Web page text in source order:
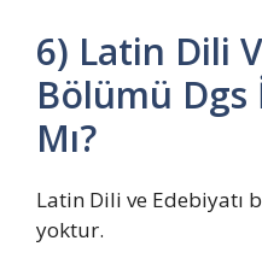
6) Latin Dili
Bölümü Dgs
Mı?
Latin Dili ve Edebiyatı
yoktur.